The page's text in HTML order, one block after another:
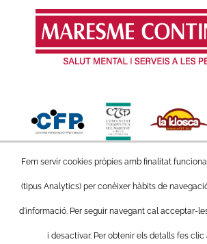
© Copyright 2016 - 2026 MARESME
Fem servir cookies pròpies amb finalitat
(tipus Analytics) per conèixer hàbits de
d'informació. Per seguir navegant cal acceptar-
i desactivar. Per obtenir els detalls fes clic